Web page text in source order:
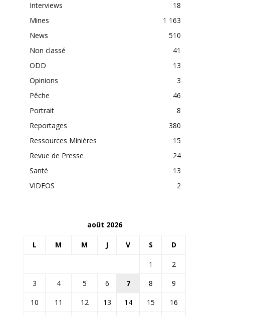
Interviews
18
Mines
1 163
News
510
Non classé
41
ODD
13
Opinions
3
Pêche
46
Portrait
8
Reportages
380
Ressources Minières
15
Revue de Presse
24
Santé
13
VIDEOS
2
août 2026
L M M J V S D
1
2
3
4 5 6 7 8
9
10
11 12 13 14 15
16